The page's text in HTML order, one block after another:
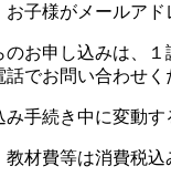
子様がメールアド
お申し込みは、１
でお問い合わせく
手続き中に変動す
材費等は消費税込